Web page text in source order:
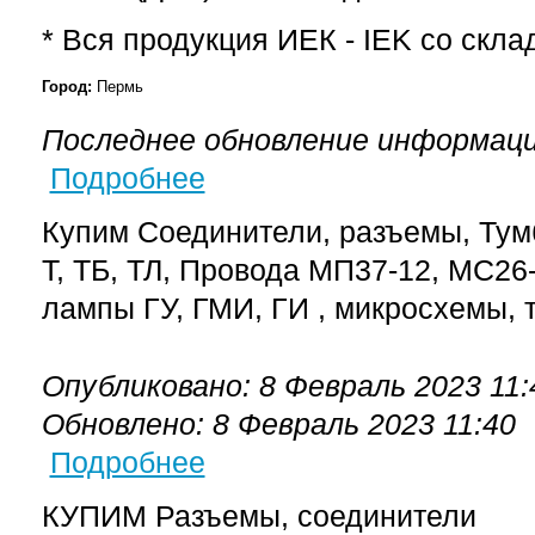
* Вся продукция ИЕК - IEK со
Город: Пермь
Последнее обновление
Подробнеетранзисторы КТ, 2Т. Импортные и
Купим Соединители, разъемы,
Т, ТБ, ТЛ, Провода МП37-12,
лампы ГУ, ГМИ, ГИ , микросхемы,
Опубликовано: 8 Февраль 2023
Обновлено: 8 Февраль 2023 11:40
ПодробнееОНЦ-РГ, ОНЦ-ВГ, ОНЦ-БС, ОНЦ-БМ, РГ1Н,
КУПИМ Разъемы, соединители